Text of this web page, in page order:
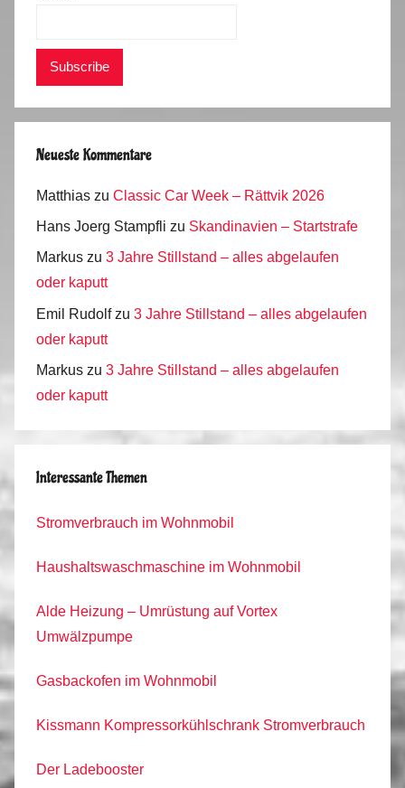
Neueste Kommentare
Matthias zu Classic Car Week – Rättvik 2026
Hans Joerg Stampfli zu Skandinavien – Startstrafe
Markus zu 3 Jahre Stillstand – alles abgelaufen
oder kaputt
Emil Rudolfzu 3 Jahre Stillstand – alles abgelaufen
oder kaputt
Markus zu 3 Jahre Stillstand – alles abgelaufen
oder kaputt
Interessante Themen
Stromverbrauch im Wohnmobil
Haushaltswaschmaschine im Wohnmobil
Alde Heizung – Umrüstung auf Vortex
Umwälzpumpe
Gasbackofen im Wohnmobil
Kissmann Kompressorkühlschrank Stromverbrauch
Der Ladebooster